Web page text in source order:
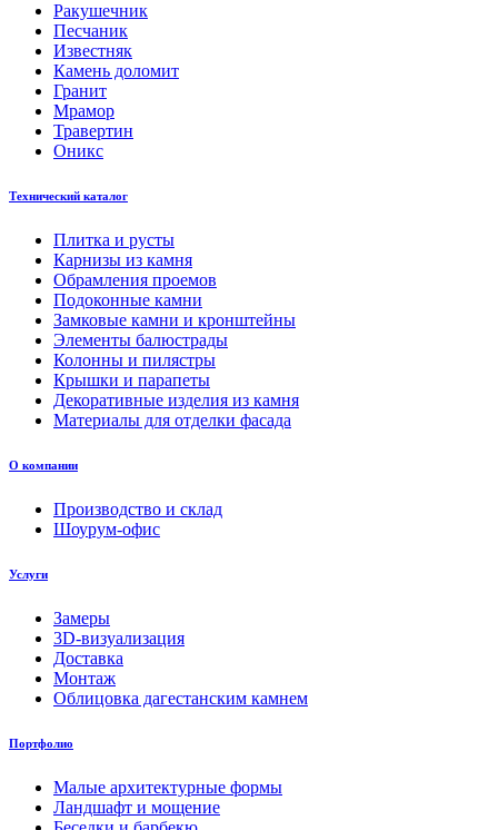
Ракушечник
Песчаник
Известняк
Камень доломит
Гранит
Мрамор
Травертин
Оникс
Технический каталог
Плитка и русты
Карнизы из камня
Обрамления проемов
Подоконные камни
Замковые камни и кронштейны
Элементы балюстрады
Колонны и пилястры
Крышки и парапеты
Декоративные изделия из камня
Материалы для отделки фасада
О компании
Производство и склад
Шоурум-офис
Услуги
Замеры
3D-визуализация
Доставка
Монтаж
Облицовка дагестанским камнем
Портфолио
Малые архитектурные формы
Ландшафт и мощение